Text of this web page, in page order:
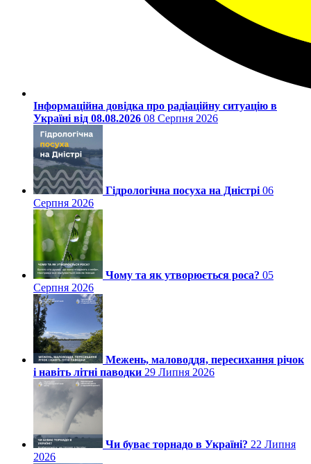
Інформаційна довідка про радіаційну ситуацію в
Україні від 08.08.2026 08 Серпня 2026
Гідрологічна посуха на Дністрі 06
Серпня 2026
Чому та як утворюється роса? 05
Серпня 2026
Межень, маловоддя, пересихання річок
і навіть літні паводки 29 Липня 2026
Чи буває торнадо в Україні? 22 Липня
2026